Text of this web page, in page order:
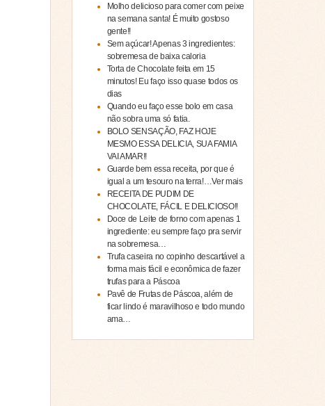
Molho delicioso para comer com peixe
na semana santa! É muito gostoso
gente!!
Sem açúcar! Apenas 3 ingredientes:
sobremesa de baixa caloria
Torta de Chocolate feita em 15
minutos! Eu faço isso quase todos os
dias
Quando eu faço esse bolo em casa
não sobra uma só fatia.
BOLO SENSAÇÃO, FAZ HOJE
MESMO ESSA DELICIA, SUA FAMIA
VAI AMAR!!
Guarde bem essa receita, por que é
igual a um tesouro na terra!…Ver mais
RECEITA DE PUDIM DE
CHOCOLATE, FÁCIL E DELICIOSO!!
Doce de Leite de forno com apenas 1
ingrediente: eu sempre faço pra servir
na sobremesa…
Trufa caseira no copinho descartável a
forma mais fácil e econômica de fazer
trufas para a Páscoa
Pavê de Frutas de Páscoa, além de
ficar lindo é maravilhoso e todo mundo
ama…